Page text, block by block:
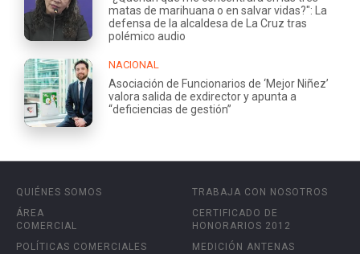
matas de marihuana o en salvar vidas?": La
defensa de la alcaldesa de La Cruz tras
polémico audio
NACIONAL
Asociación de Funcionarios de ‘Mejor Niñez’
valora salida de exdirector y apunta a
“deficiencias de gestión”
QUIÉNES SOMOS
ÁREA
COMERCIAL
POLÍTICAS COMERCIALES
TRABAJA CON NOSOTROS
CERTIFICADO DE
HONORARIOS 2012
MEDICIÓN ANTENAS